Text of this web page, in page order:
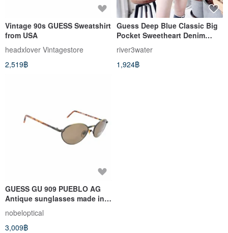
Vintage 90s GUESS Sweatshirt
from USA
headxlover Vintagestore
2,519฿
Guess Deep Blue Classic Big
Pocket Sweetheart Denim
Overall Dress Mini Skirt Dress
river3water
1,924฿
GUESS GU 909 PUEBLO AG
Antique sunglasses made in
Hong Kong in the 90s
nobeloptical
3,009฿